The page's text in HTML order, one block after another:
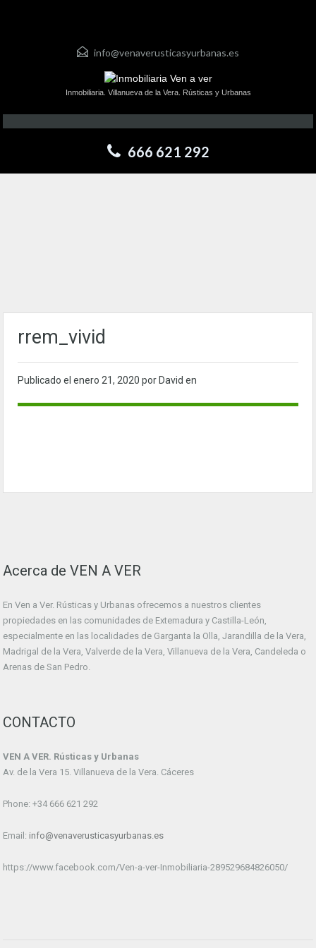
info@venaverusticasyurbanas.es
Inmobiliaria. Villanueva de la Vera. Rústicas y Urbanas
666 621 292
rrem_vivid
Publicado el enero 21, 2020 por David en
Acerca de VEN A VER
En Ven a Ver. Rústicas y Urbanas ofrecemos a nuestros clientes
propiedades en las comunidades de Extemadura y Castilla-León,
especialmente en las localidades de Garganta la Olla, Jarandilla de la Vera,
Madrigal de la Vera, Valverde de la Vera, Villanueva de la Vera, Candeleda o
Arenas de San Pedro.
CONTACTO
VEN A VER. Rústicas y Urbanas
Av. de la Vera 15. Villanueva de la Vera. Cáceres
Phone: +34 666 621 292
Email: info@venaverusticasyurbanas.es
https://www.facebook.com/Ven-a-ver-Inmobiliaria-289529684826050/